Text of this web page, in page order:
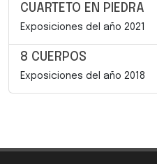
CUARTETO EN PIEDRA
Exposiciones del año 2021
8 CUERPOS
Exposiciones del año 2018